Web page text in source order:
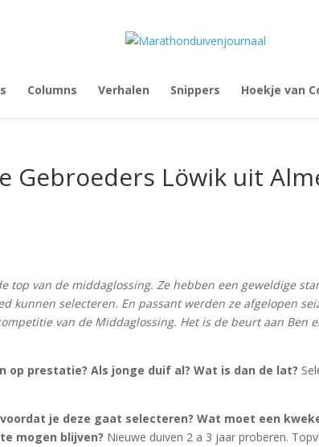
Columns Verhalen Snippers Hoekje van
Gebroeders Löwik uit
top van de middaglossing. Ze hebben een geweldige
kunnen selecteren. En passant werden ze afgelopen
van de Middaglossing. Het is de beurt aan Ben
op prestatie? Als jonge duif al? Wat is dan de lat?
je deze gaat selecteren? Wat moet een
mogen blijven? Nieuwe duiven 2 a 3 jaar proberen.